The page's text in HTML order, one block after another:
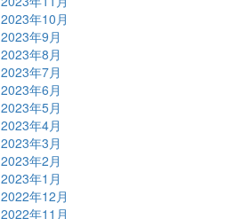
2023年10月
2023年9月
2023年8月
2023年7月
2023年6月
2023年5月
2023年4月
2023年3月
2023年2月
2023年1月
2022年12月
2022年11月